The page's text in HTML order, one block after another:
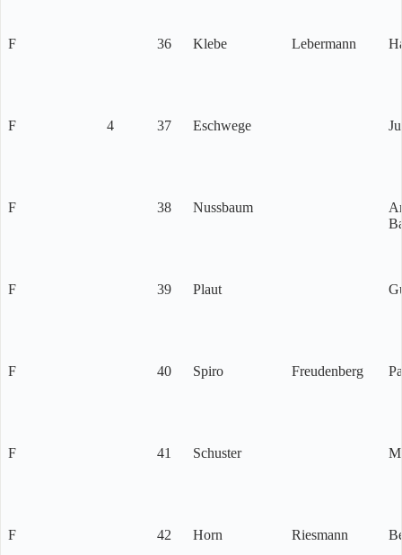
F 36 Klebe Lebermann
F 4 37 Eschwege
F 38 Nussbaum
F 39 Plaut
F 40 Spiro Freudenberg
F 41 Schuster
F 42 Horn Riesmann